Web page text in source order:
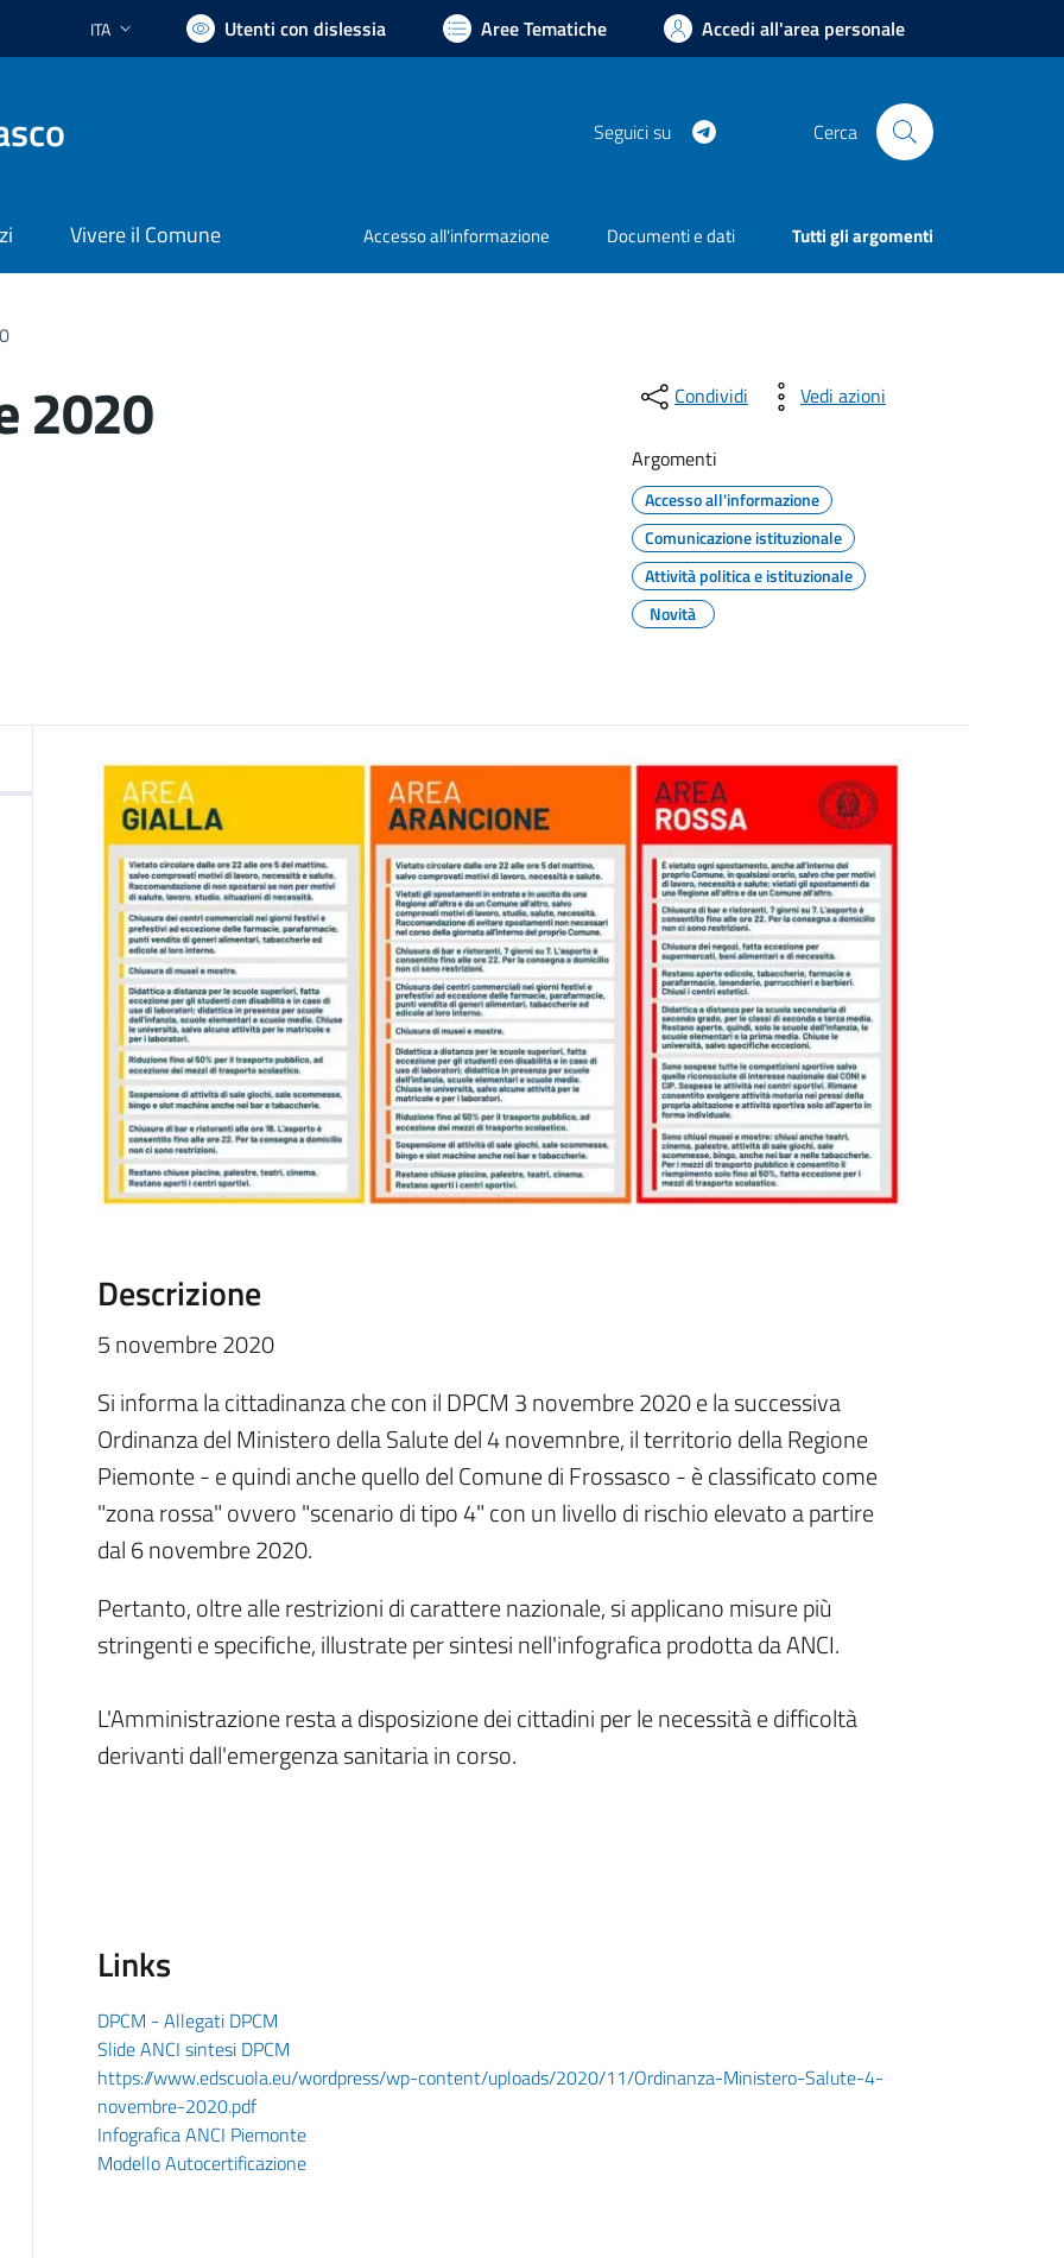
Lingua attiva:
ITA Utenti con dislessia Aree Tematiche Accedi all'area personale
Seguici su Cerca
Vivere il Comune Accesso all'informazione Documenti e dati Tutti gli argomenti
2020 Condividi Vedi azioni
Argomenti
Accesso all'informazione
Comunicazione istituzionale
Attività politica e istituzionale
Novità
Descrizione
5 novembre 2020
Si informa la cittadinanza che con il DPCM 3 novembre 2020 e la successiva
Ordinanza del Ministero della Salute del 4 novemnbre, il territorio della Regione
Piemonte - e quindi anche quello del Comune di Frossasco - è classificato come
"zona rossa" ovvero "scenario di tipo 4" con un livello di rischio elevato a partire
dal 6 novembre 2020.
Pertanto, oltre alle restrizioni di carattere nazionale, si applicano misure più
stringenti e specifiche, illustrate per sintesi nell'infografica prodotta da ANCI.
L'Amministrazione resta a disposizione dei cittadini per le necessità e difficoltà
derivanti dall'emergenza sanitaria in corso.
Links
DPCM - Allegati DPCM
Slide ANCI sintesi DPCM
https://www.edscuola.eu/wordpress/wp-content/uploads/2020/11/Ordinanza-Ministero-Salute-4-
novembre-2020.pdf
Infografica ANCI Piemonte
Modello Autocertificazione